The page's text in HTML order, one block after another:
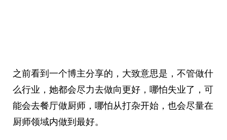
之前看到一个博主分享的，大致意思是，不管做什
么行业，她都会尽力去做向更好，哪怕失业了，可
能会去餐厅做厨师，哪怕从打杂开始，也会尽量在
厨师领域内做到最好。